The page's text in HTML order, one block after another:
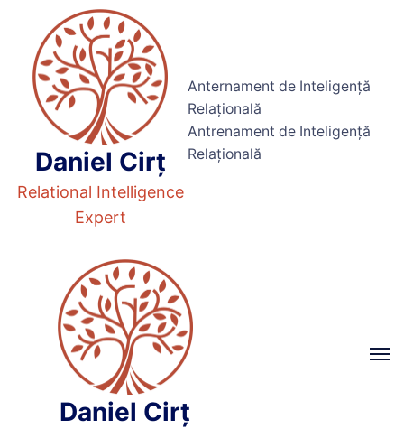
Daniel Cirț
Relational Intelligence
Expert
Anternament de Inteligență
Relațională
Antrenament de Inteligență
Relațională
Daniel Cirț